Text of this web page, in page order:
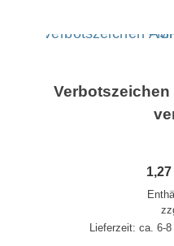
Verbotszeichen
Lieferzeit: ca. 6-